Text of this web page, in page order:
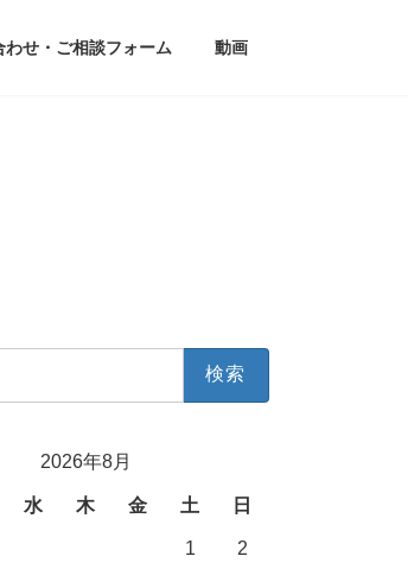
わせ・ご相談フォーム 動画
2026年8月
水 木 金 土 日
1
2